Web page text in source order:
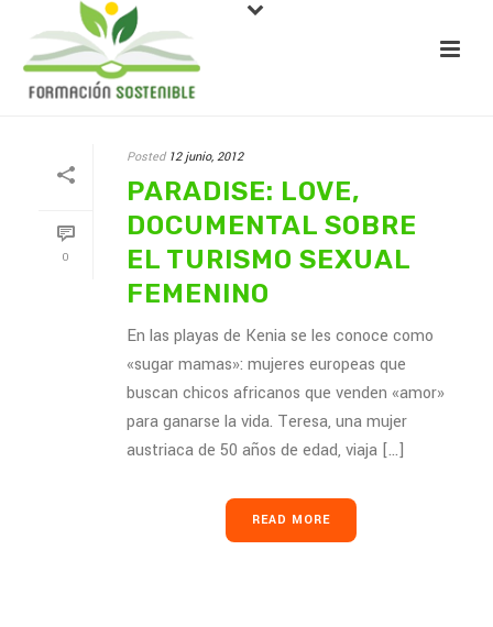
0
Posted 12 junio, 2012
PARADISE: LOVE,
DOCUMENTAL SOBRE
EL TURISMO SEXUAL
FEMENINO
En las playas de Kenia se les conoce como
«sugar mamas»: mujeres europeas que
buscan chicos africanos que venden «amor»
para ganarse la vida. Teresa, una mujer
austriaca de 50 años de edad, viaja [...]
READ MORE